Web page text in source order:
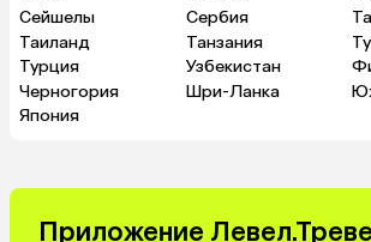
Сейшелы
Сербия
Таиланд
Танзания
Турция
Узбекистан
Черногория
Шри-Ланка
Япония
Приложение